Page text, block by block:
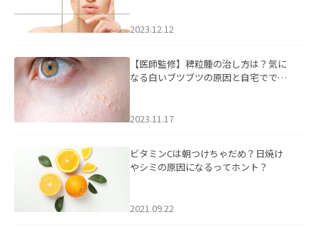
2023.12.12
【医師監修】稗粒腫の治し方は？気に
なる白いブツブツの原因と自宅ででき
2023.11.17
ビタミンCは朝つけちゃだめ？日焼け
やシミの原因になるってホント？
2021.09.22